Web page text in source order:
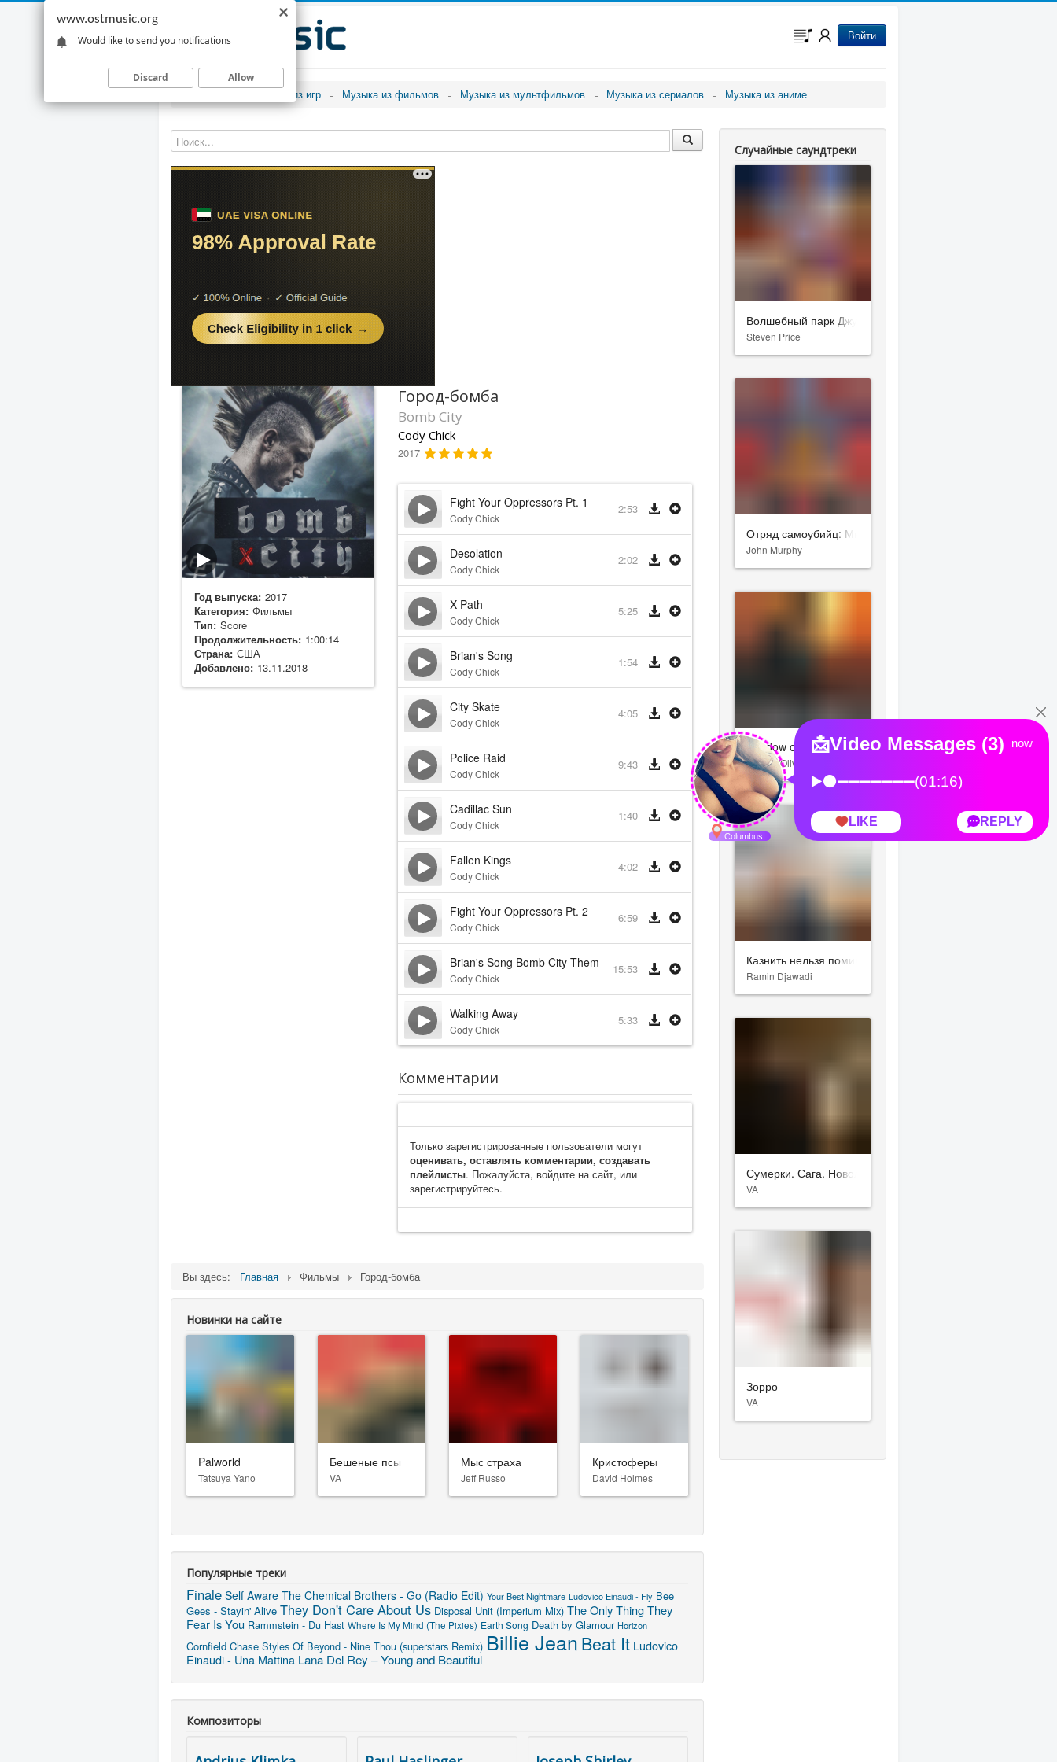
Войти
Музыка из игр Музыка из фильмов Музыка из мультфильмов Музыка из сериалов Музыка из аниме
Год выпуска: 2017
Категория: Фильмы
Тип: Score
Продолжительность: 1:00:14
Страна: США
Добавлено: 13.11.2018
Город-бомба
Bomb City
Cody Chick
2017
Fight Your Oppressors Pt. 1
Cody Chick
2:53
Desolation
Cody Chick
2:02
X Path
Cody Chick
5:25
Brian's Song
Cody Chick
1:54
City Skate
Cody Chick
4:05
Police Raid
Cody Chick
9:43
Cadillac Sun
Cody Chick
1:40
Fallen Kings
Cody Chick
4:02
Fight Your Oppressors Pt. 2
Cody Chick
6:59
Brian's Song Bomb City Theme
Cody Chick
15:53
Walking Away
Cody Chick
5:33
Комментарии
Только зарегистрированные пользователи могут
оценивать, оставлять комментарии, создавать
плейлисты. Пожалуйста, войдите на сайт, или
зарегистрируйтесь.
Вы здесь: Главная Фильмы Город-бомба
Новинки на сайте
Palworld
Tatsuya Yano
Бешеные псы
VA
Мыс страха
Jeff Russo
Кристоферы
David Holmes
Популярные треки
Finale Self Aware The Chemical Brothers - Go (Radio Edit) Your Best Nightmare Ludovico Einaudi - Fly Bee
Gees - Stayin' Alive They Don't Care About Us Disposal Unit (Imperium Mix) The Only Thing They
Fear Is You Rammstein - Du Hast Where Is My Mind (The Pixies) Earth Song Death by Glamour Horizon
Cornfield Chase Styles Of Beyond - Nine Thou (superstars Remix) Billie JeanBeat It Ludovico
Einaudi - Una Mattina Lana Del Rey – Young and Beautiful
Композиторы
Случайные саундтреки
Волшебный парк Джун
Steven Price
Отряд самоубийц: Миссия навылет
John Murphy
Shadow of the Tomb Raider
Brian D'Oliveira
Казнить нельзя помиловать
Ramin Djawadi
Сумерки. Сага. Новолуние
VA
Зорро
VA
www.ostmusic.org
Would like to send you notifications
Discard Allow